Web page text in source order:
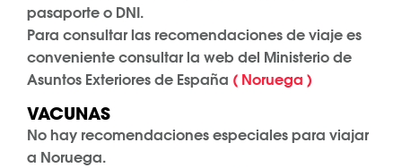
pasaporte o DNI.
Para consultar las recomendaciones de viaje es
conveniente consultar la web del Ministerio de
Asuntos Exteriores de España ( Noruega )
VACUNAS
No hay recomendaciones especiales para viajar
a Noruega.